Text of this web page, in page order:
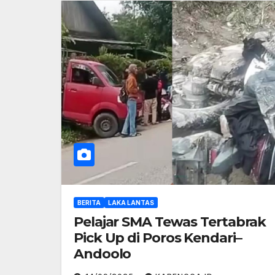
BERITA LAKA LANTAS
Pelajar SMA Tewas Tertabrak
Pick Up di Poros Kendari–
Andoolo